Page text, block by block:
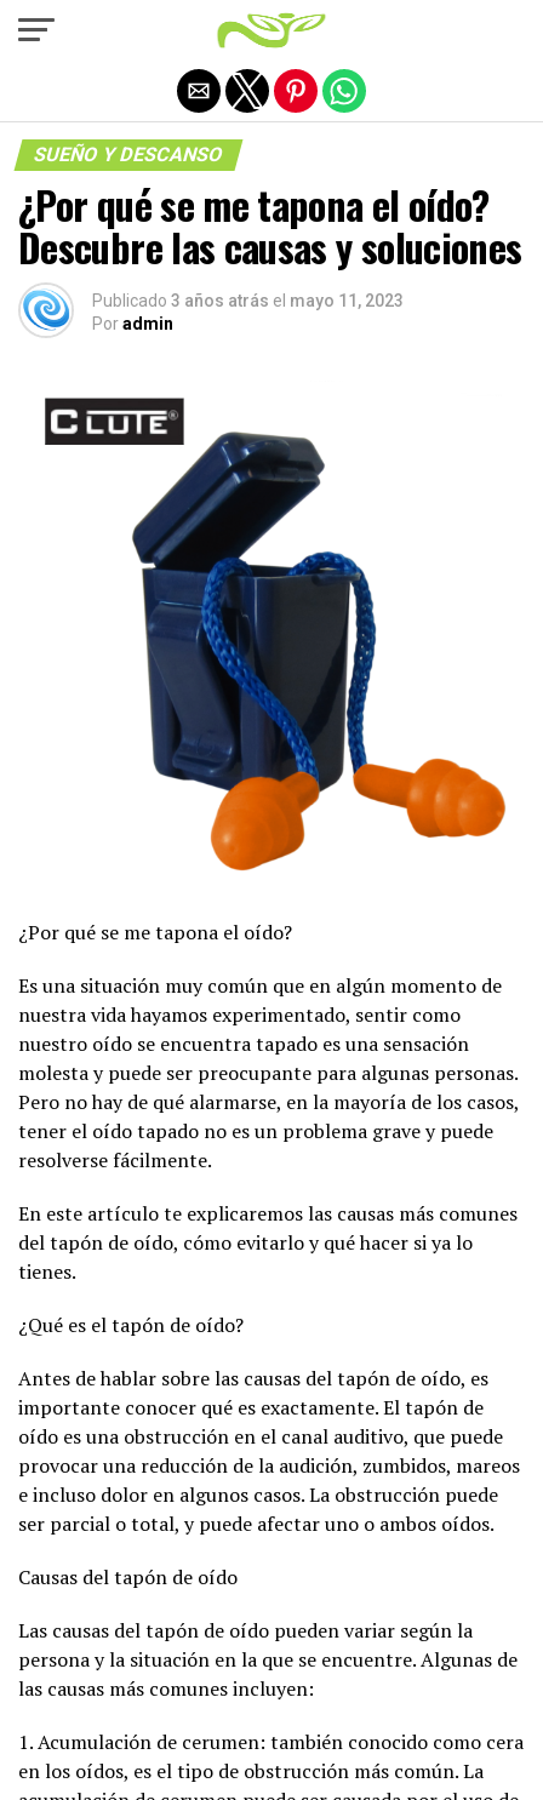
SUEÑO Y DESCANSO
¿Por qué se me tapona el oído?
Descubre las causas y soluciones
Publicado 3 años atrás el mayo 11, 2023
Poradmin
¿Por qué se me tapona el oído?
Es una situación muy común que en algún momento de
nuestra vida hayamos experimentado, sentir como
nuestro oído se encuentra tapado es una sensación
molesta y puede ser preocupante para algunas personas.
Pero no hay de qué alarmarse, en la mayoría de los casos,
tener el oído tapado no es un problema grave y puede
resolverse fácilmente.
En este artículo te explicaremos las causas más comunes
del tapón de oído, cómo evitarlo y qué hacer si ya lo
tienes.
¿Qué es el tapón de oído?
Antes de hablar sobre las causas del tapón de oído, es
importante conocer qué es exactamente. El tapón de
oído es una obstrucción en el canal auditivo, que puede
provocar una reducción de la audición, zumbidos, mareos
e incluso dolor en algunos casos. La obstrucción puede
ser parcial o total, y puede afectar uno o ambos oídos.
Causas del tapón de oído
Las causas del tapón de oído pueden variar según la
persona y la situación en la que se encuentre. Algunas de
las causas más comunes incluyen:
1. Acumulación de cerumen: también conocido como cera
en los oídos, es el tipo de obstrucción más común. La
Salir de la versión móvil